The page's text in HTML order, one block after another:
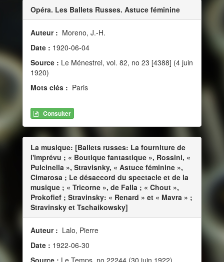
Opéra. Les Ballets Russes. Astuce féminine
Auteur : Moreno, J.-H.
Date : 1920-06-04
Source : Le Ménestrel, vol. 82, no 23 [4388] (4 juin
1920)
Mots clés : Paris
Consulter
La musique: [Ballets russes: La fourniture de
l'imprévu ; « Boutique fantastique », Rossini, «
Pulcinella », Stravisnky, « Astuce féminine »,
Cimarosa ; Le désaccord du spectacle et de la
musique ; « Tricorne », de Falla ; « Chout »,
Prokofief ; Stravinsky: « Renard » et « Mavra » ;
Stravinsky et Tschaikowsky]
Auteur : Lalo, Pierre
Date : 1922-06-30